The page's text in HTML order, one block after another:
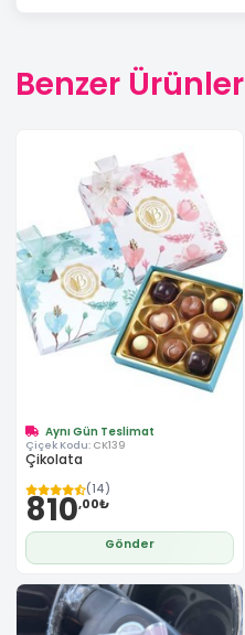
Benzer Ürünler
Aynı Gün Teslimat
Çiçek Kodu: CK139
Çikolata
(14)
810,00₺
Gönder